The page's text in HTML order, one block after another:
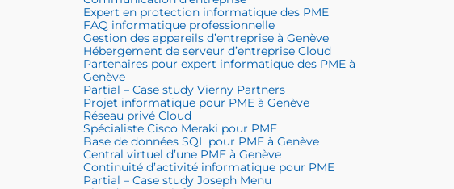
Expert en protection informatique des PME
FAQ informatique professionnelle
Gestion des appareils d’entreprise à Genève
Hébergement de serveur d’entreprise Cloud
Partenaires pour expert informatique des PME à
Genève
Partial – Case study Vierny Partners
Projet informatique pour PME à Genève
Réseau privé Cloud
Spécialiste Cisco Meraki pour PME
Base de données SQL pour PME à Genève
Central virtuel d’une PME à Genève
Continuité d’activité informatique pour PME
Partial – Case study Joseph Menu